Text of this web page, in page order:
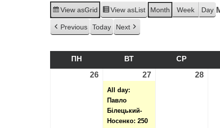
View asGrid View asList Month Week Day
Previous Today Next
ПН ПОНЕДІЛОКВТ СР
26
27
All day:
Павло
Білецький-
Носенко: 250
28